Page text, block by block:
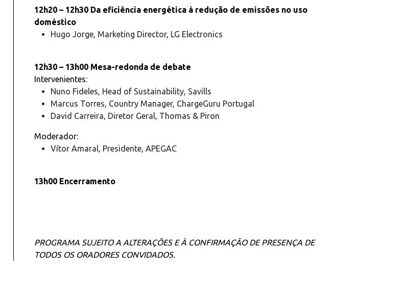
12h20 – 12h30 Da eficiência energética à redução de emissões no uso
doméstico
Hugo Jorge, Marketing Director, LG Electronics
12h30 – 13h00 Mesa-redonda de debate
Intervenientes:
Nuno Fideles, Head of Sustainability, Savills
Marcus Torres, Country Manager, ChargeGuru Portugal
David Carreira, Diretor Geral, Thomas & Piron
Moderador:
Vítor Amaral, Presidente, APEGAC
13h00 Encerramento
PROGRAMA SUJEITO A ALTERAÇÕES E À CONFIRMAÇÃO DE PRESENÇA DE
TODOS OS ORADORES CONVIDADOS.